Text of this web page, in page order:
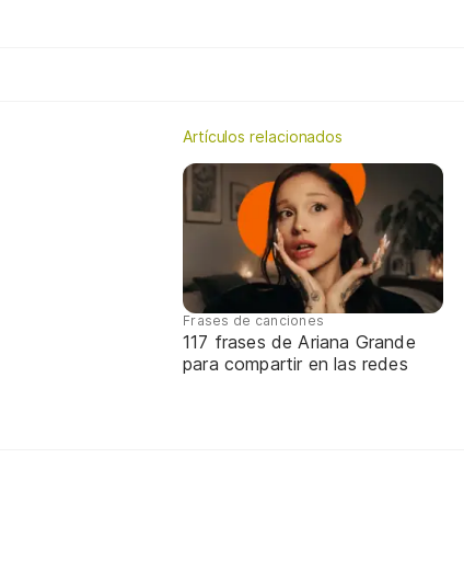
Artículos relacionados
Frases de canciones
117 frases de Ariana Grande
para compartir en las redes